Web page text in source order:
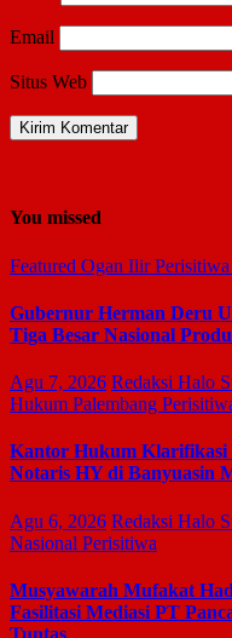
Email
Situs Web
You missed
Featured Ogan IlirPerisitiwa
Gubernur Herman Deru
Tiga Besar Nasional
Agu 7, 2026 Redaksi Halo
Hukum Palembang
Kantor Hukum Klarifikasi
Notaris HY di Banyuasin
Agu 6, 2026 Redaksi Halo
Nasional Perisitiwa
Musyawarah Mufakat
Fasilitasi Mediasi PT
Tuntas